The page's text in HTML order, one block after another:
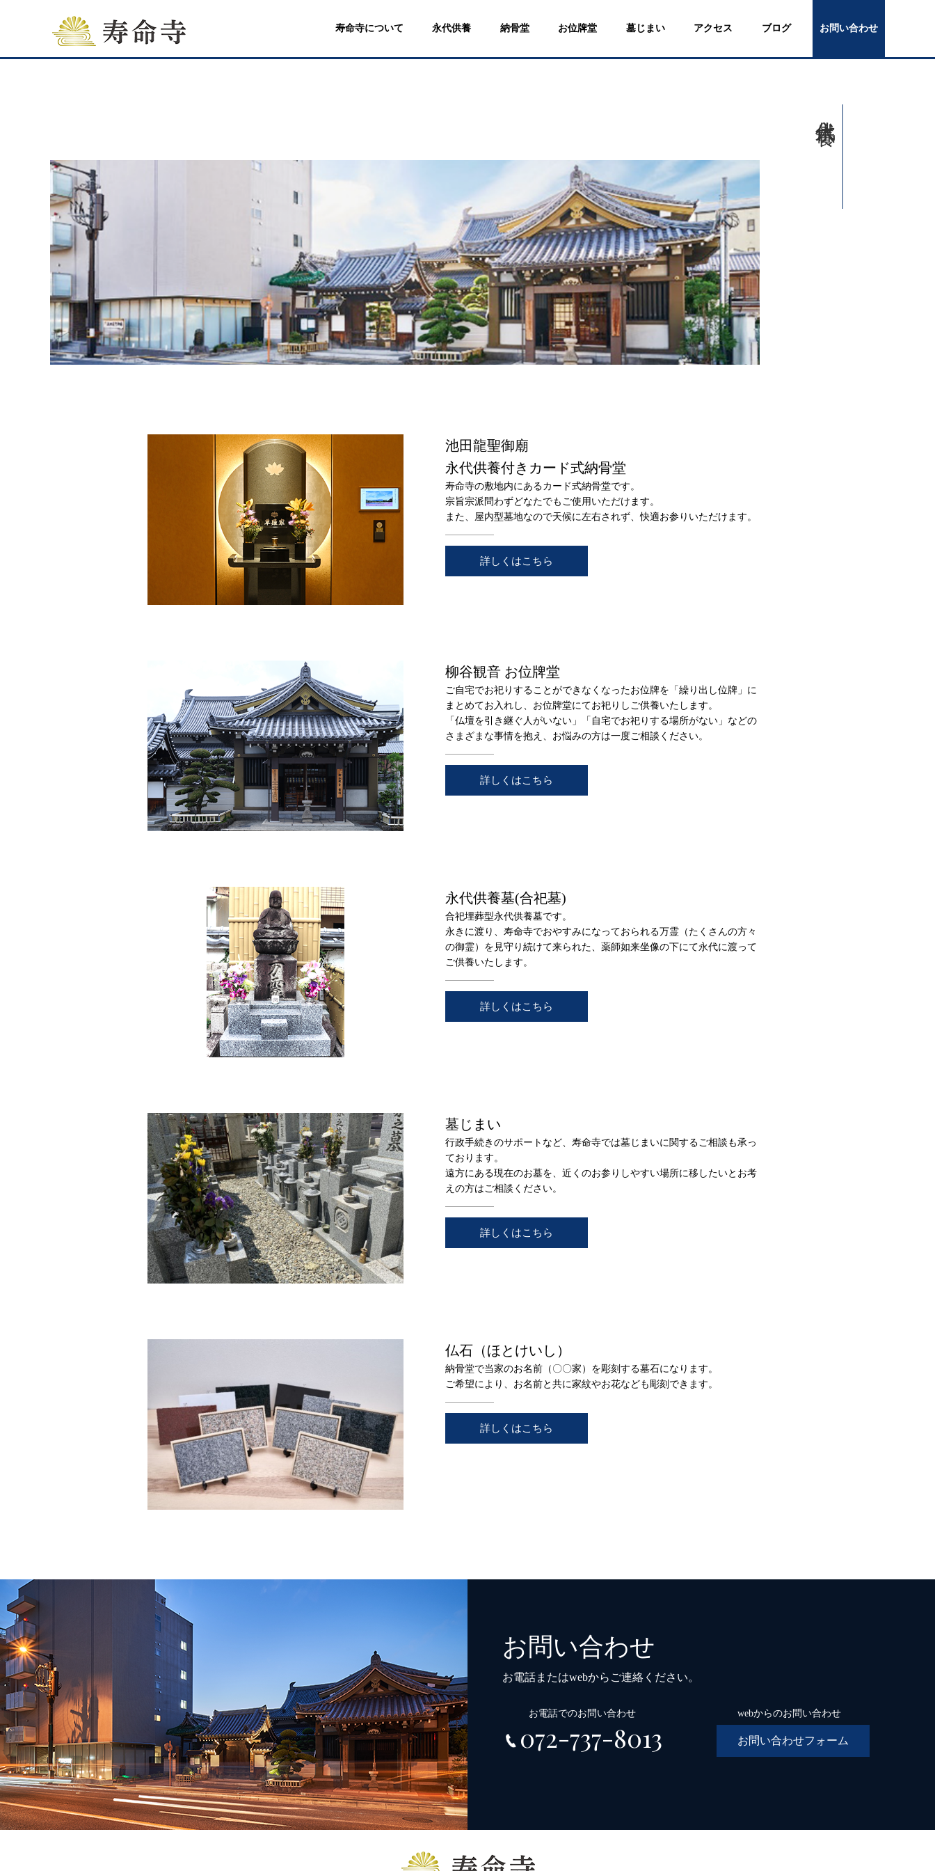
寿命寺について 永代供養 納骨堂 お位牌堂 墓じまい アクセス ブログ お問い合わせ
池田龍聖御廟
永代供養付きカード式納骨堂
寿命寺の敷地内にあるカード式納骨堂です。
宗旨宗派問わずどなたでもご使用いただけます。
また、屋内型墓地なので天候に左右されず、快適お参りいただけます。
詳しくはこちら
柳谷観音 お位牌堂
ご自宅でお祀りすることができなくなったお位牌を「繰り出し位牌」に
まとめてお入れし、お位牌堂にてお祀りしご供養いたします。
「仏壇を引き継ぐ人がいない」「自宅でお祀りする場所がない」などの
さまざまな事情を抱え、お悩みの方は一度ご相談ください。
詳しくはこちら
永代供養墓(合祀墓)
合祀埋葬型永代供養墓です。
永きに渡り、寿命寺でおやすみになっておられる万霊（たくさんの方々
の御霊）を見守り続けて来られた、薬師如来坐像の下にて永代に渡って
ご供養いたします。
詳しくはこちら
墓じまい
行政手続きのサポートなど、寿命寺では墓じまいに関するご相談も承っ
ております。
遠方にある現在のお墓を、近くのお参りしやすい場所に移したいとお考
えの方はご相談ください。
詳しくはこちら
仏石（ほとけいし）
納骨堂で当家のお名前（〇〇家）を彫刻する墓石になります。
ご希望により、お名前と共に家紋やお花なども彫刻できます。
詳しくはこちら
お問い合わせ
お電話またはwebからご連絡ください。
お電話でのお問い合わせ
072-737-8013
webからのお問い合わせ
お問い合わせフォーム